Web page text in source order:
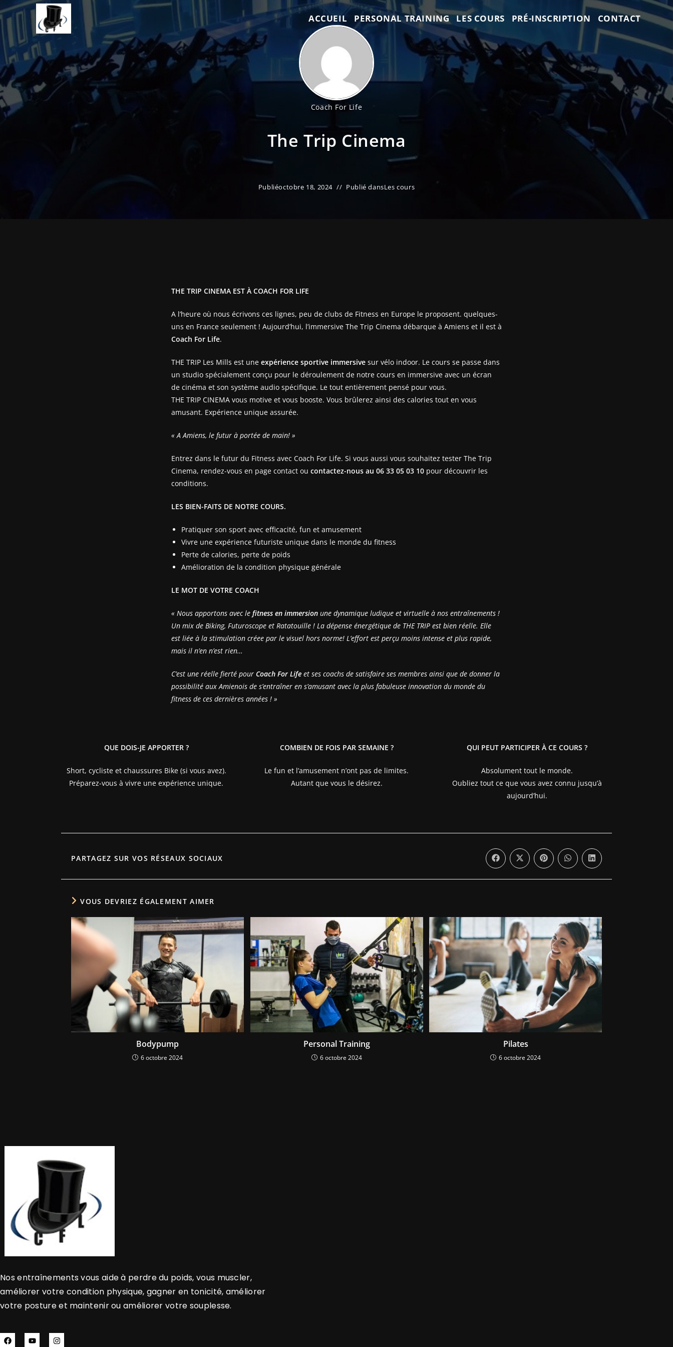
ACCUEIL PERSONAL TRAINING LES COURS PRÉ-INSCRIPTION CONTACT
Coach For Life
The Trip Cinema
Publiéoctobre 18, 2024 Publié dansLes cours
THE TRIP CINEMA EST À COACH FOR LIFE
A l’heure où nous écrivons ces lignes, peu de clubs de Fitness en Europe le proposent. quelques-
uns en France seulement ! Aujourd’hui, l’immersive The Trip Cinema débarque à Amiens et il est à
Coach For Life.
THE TRIP Les Mills est une expérience sportive immersive sur vélo indoor. Le cours se passe dans
un studio spécialement conçu pour le déroulement de notre cours en immersive avec un écran
de cinéma et son système audio spécifique. Le tout entièrement pensé pour vous.
THE TRIP CINEMA vous motive et vous booste. Vous brûlerez ainsi des calories tout en vous
amusant. Expérience unique assurée.
« A Amiens, le futur à portée de main! »
Entrez dans le futur du Fitness avec Coach For Life. Si vous aussi vous souhaitez tester The Trip
Cinema, rendez-vous en page contact ou contactez-nous au 06 33 05 03 10 pour découvrir les
conditions.
LES BIEN-FAITS DE NOTRE COURS.
Pratiquer son sport avec efficacité, fun et amusement
Vivre une expérience futuriste unique dans le monde du fitness
Perte de calories, perte de poids
Amélioration de la condition physique générale
LE MOT DE VOTRE COACH
« Nous apportons avec le fitness en immersion une dynamique ludique et virtuelle à nos entraînements !
Un mix de Biking, Futuroscope et Ratatouille ! La dépense énergétique de THE TRIP est bien réelle. Elle
est liée à la stimulation créee par le visuel hors norme! L’effort est perçu moins intense et plus rapide,
mais il n’en n’est rien…
C’est une réelle fierté pour Coach For Life et ses coachs de satisfaire ses membres ainsi que de donner la
possibilité aux Amienois de s’entraîner en s’amusant avec la plus fabuleuse innovation du monde du
fitness de ces dernières années ! »
QUE DOIS-JE APPORTER ?
Short, cycliste et chaussures Bike (si vous avez).
Préparez-vous à vivre une expérience unique.
COMBIEN DE FOIS PAR SEMAINE ?
Le fun et l’amusement n’ont pas de limites.
Autant que vous le désirez.
QUI PEUT PARTICIPER À CE COURS ?
Absolument tout le monde.
Oubliez tout ce que vous avez connu jusqu’à
aujourd’hui.
PARTAGEZ SUR VOS RÉSEAUX SOCIAUX
VOUS DEVRIEZ ÉGALEMENT AIMER
Bodypump
6 octobre 2024
Personal Training
6 octobre 2024
Pilates
6 octobre 2024
Nos entraînements vous aide à perdre du poids, vous muscler,
améliorer votre condition physique, gagner en tonicité, améliorer
votre posture et maintenir ou améliorer votre souplesse.